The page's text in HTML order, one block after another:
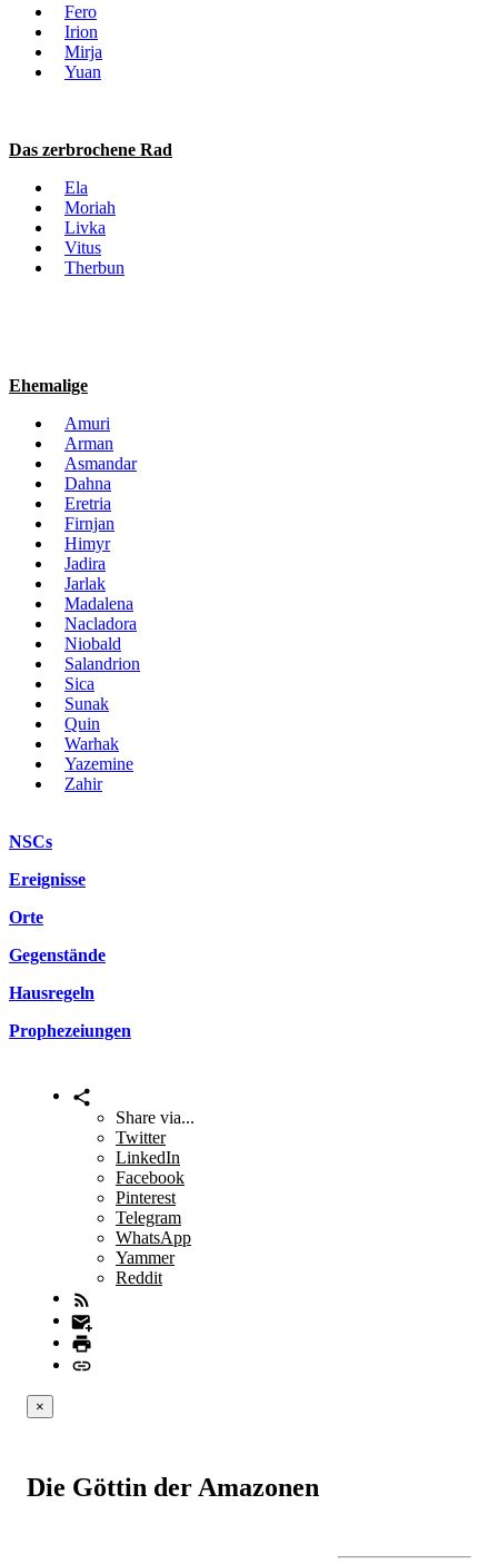
Fero
Irion
Mirja
Yuan
Das zerbrochene Rad
Ela
Moriah
Livka
Vitus
Therbun
Ehemalige
Amuri
Arman
Asmandar
Dahna
Eretria
Firnjan
Himyr
Jadira
Jarlak
Madalena
Nacladora
Niobald
Salandrion
Sica
Sunak
Quin
Warhak
Yazemine
Zahir
NSCs
Ereignisse
Orte
Gegenstände
Hausregeln
Prophezeiungen
Share via...
Twitter
LinkedIn
Facebook
Pinterest
Telegram
WhatsApp
Yammer
Reddit
×
Die Göttin der Amazonen